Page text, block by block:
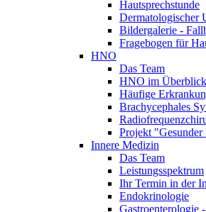
Hautsprechstunde
Dermatologischer
Bildergalerie -
Fragebogen für
HNO
Das Team
HNO im Überblick
Häufige
Brachycephales
Projekt "Gesunder
Innere Medizin
Das Team
Leistungsspektrum
Ihr Termin in der
Endokrinologie
Gastroenterologie